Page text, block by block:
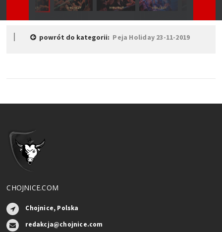
powrót do kategorii: Peja Holiday 23-11-2019
CHOJNICE.COM
Chojnice, Polska
redakcja@chojnice.com